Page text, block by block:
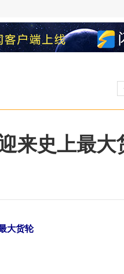
来史上最大
大货轮